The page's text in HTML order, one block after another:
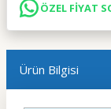
ÖZEL FİYAT
Ürün Bilgisi